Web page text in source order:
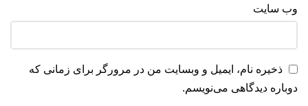
وب‌ سایت
ذخیره نام، ایمیل و وبسایت من در مرورگر برای زمانی که
دوباره دیدگاهی می‌نویسم.